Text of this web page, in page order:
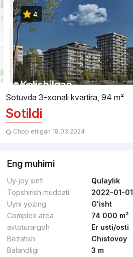
Kelishilgan
4
Topshirildi 2025
TJ «NUR»
dan /m²
Sotuvda 3-xonali kvartira, 94 m²
Sotildi
Chop etilgan 18.03.2024
Eng muhimi
Uy-joy sinfi
Qulaylik
Topshirish muddati
2022-01-01
Uyni yozing
G'isht
Complex area
74 000 m²
avtoturargoh
Er usti/osti
Bezatish
Chistovoy
Balandligi
3 m